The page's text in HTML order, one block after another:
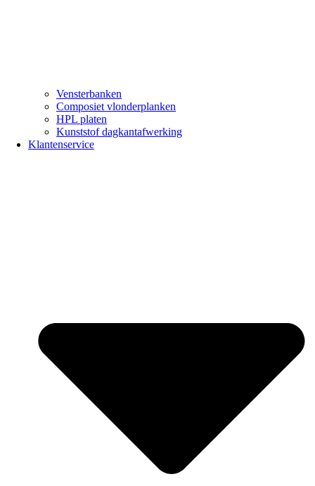
Vensterbanken
Composiet vlonderplanken
HPL platen
Kunststof dagkantafwerking
Klantenservice